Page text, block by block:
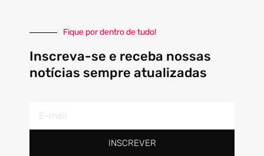
Fique por dentro de tudo!
Inscreva-se e receba nossas
notícias sempre atualizadas
INSCREVER